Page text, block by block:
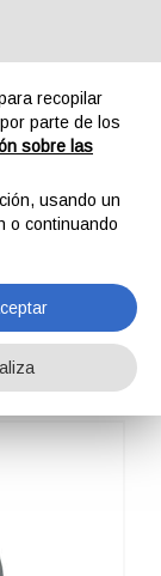
recopilar
parte de los
sobre las
usando un
o continuando